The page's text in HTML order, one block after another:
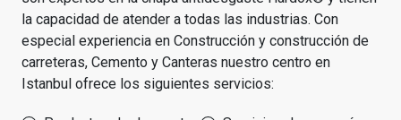
la capacidad de atender a todas las industrias. Con
especial experiencia en Construcción y construcción de
carreteras, Cemento y Canteras nuestro centro en
Istanbul ofrece los siguientes servicios: